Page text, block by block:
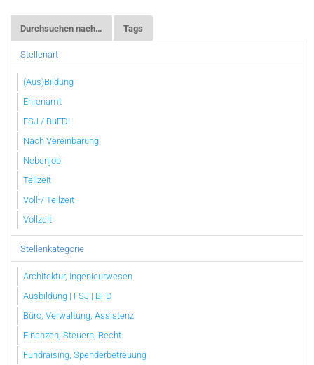
Durchsuchen nach… Tags
Stellenart
(Aus)Bildung
Ehrenamt
FSJ / BuFDi
Nach Vereinbarung
Nebenjob
Teilzeit
Voll-/ Teilzeit
Vollzeit
Stellenkategorie
Architektur, Ingenieurwesen
Ausbildung | FSJ | BFD
Büro, Verwaltung, Assistenz
Finanzen, Steuern, Recht
Fundraising, Spenderbetreuung